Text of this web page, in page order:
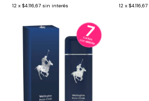
12 x $4.116,67 sin interés
12 x $4.116,67